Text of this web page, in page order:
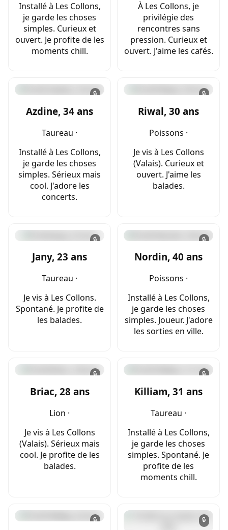
Installé à Les Collons,
je garde les choses
simples. Curieux et
ouvert. Je profite de les
moments chill.
À Les Collons, je
privilégie des
rencontres sans
pression. Curieux et
ouvert. J'aime les cafés.
🔒
Azdine, 34 ans
Taureau ·
Installé à Les Collons,
je garde les choses
simples. Sérieux mais
cool. J'adore les
concerts.
🔒
Riwal, 30 ans
Poissons ·
Je vis à Les Collons
(Valais). Curieux et
ouvert. J'aime les
balades.
🔒
Jany, 23 ans
Taureau ·
Je vis à Les Collons.
Spontané. Je profite de
les balades.
🔒
Nordin, 40 ans
Poissons ·
Installé à Les Collons,
je garde les choses
simples. Joueur. J'adore
les sorties en ville.
🔒
Briac, 28 ans
Lion ·
Je vis à Les Collons
(Valais). Sérieux mais
cool. Je profite de les
balades.
🔒
Killiam, 31 ans
Taureau ·
Installé à Les Collons,
je garde les choses
simples. Spontané. Je
profite de les
moments chill.
🔒 🔒